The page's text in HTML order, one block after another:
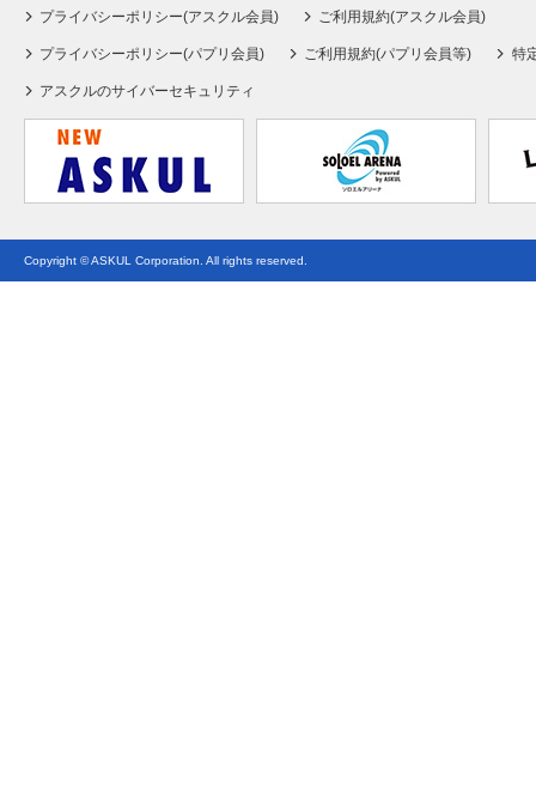
プライバシーポリシー(アスクル会員) ご利用規約(アスクル会員)
プライバシーポリシー(パプリ会員) ご利用規約(パプリ会員等) 特
アスクルのサイバーセキュリティ
Copyright © ASKUL Corporation. All rights reserved.